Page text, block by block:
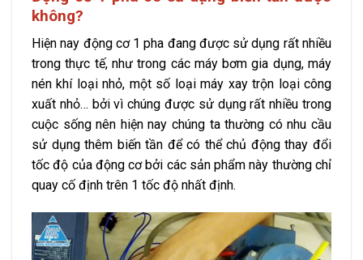
không?
Hiện nay động cơ 1 pha đang được sử dụng rất nhiều
trong thực tế, như trong các máy bơm gia dụng, máy
nén khí loại nhỏ, một số loại máy xay trộn loại công
xuất nhỏ… bởi vì chúng được sử dụng rất nhiều trong
cuộc sống nên hiện nay chúng ta thường có nhu cầu
sử dụng thêm biến tần để có thể chủ động thay đổi
tốc độ của động cơ bởi các sản phẩm này thường chỉ
quay cố định trên 1 tốc độ nhất định.